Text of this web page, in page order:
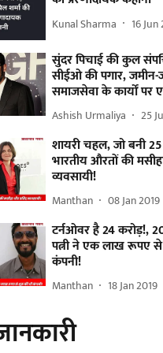
Kunal Sharma 16
सुंदर पिचाई की कुल
सीईओ की पगार,
समाजसेवा के कार्यों पर
Ashish Urmaliya 25
शायरी चहल, जो बनी
भारतीय औरतों की
व्यवसायी!
Manthan 08 Jan 2019
टर्नओवर है 24 करोड़!,
पत्नी ने एक लाख रूपए
कंपनी!
Manthan 18 Jan 2019